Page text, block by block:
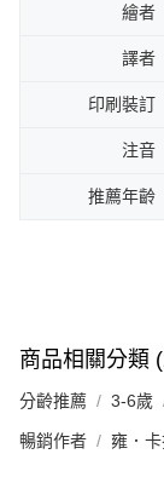
繪者
譯者
印刷裝訂
注音
推薦年齡
商品相關分類
分齡推薦 3-6歲
暢銷作者 雍．卡